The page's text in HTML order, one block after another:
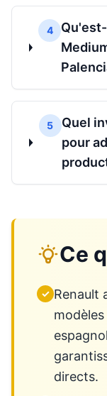
4
5
Quel
pour
Ce
✓ Renault
directs.